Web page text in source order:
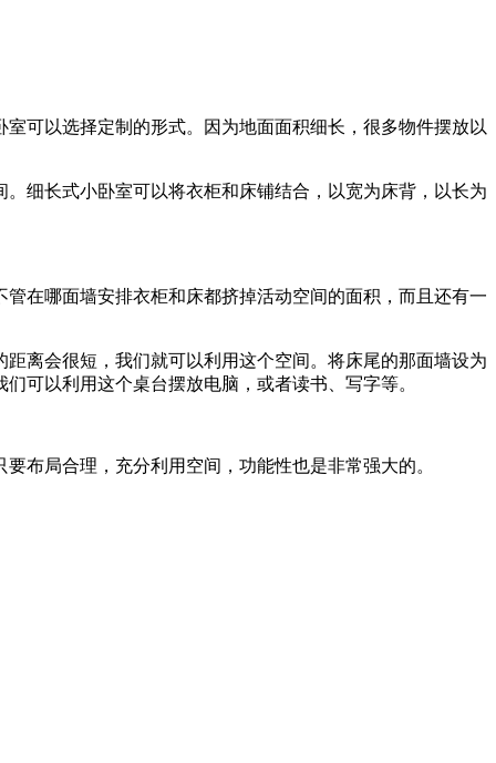
可以选择定制的形式。因为地面面积细长，很多物件摆放以
细长式小卧室可以将衣柜和床铺结合，以宽为床背，以长为
在哪面墙安排衣柜和床都挤掉活动空间的面积，而且还有一
离会很短，我们就可以利用这个空间。将床尾的那面墙设为
可以利用这个桌台摆放电脑，或者读书、写字等。
布局合理，充分利用空间，功能性也是非常强大的。